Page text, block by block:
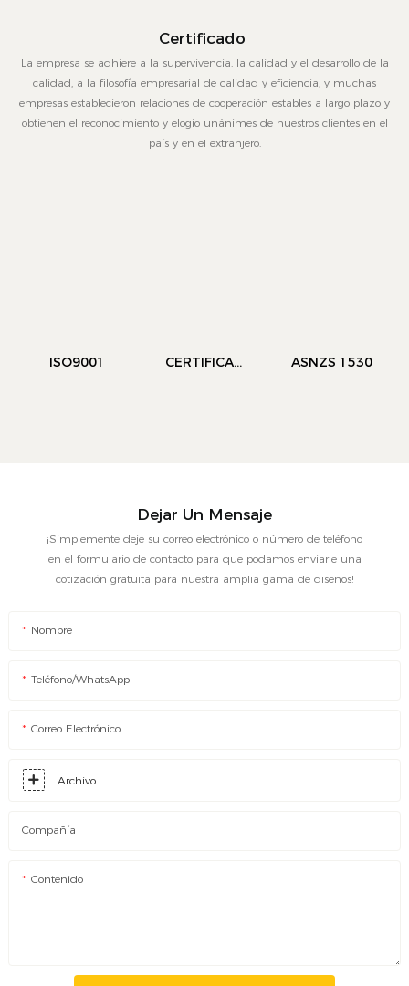
Certificado
La empresa se adhiere a la supervivencia, la calidad y el desarrollo de la
calidad, a la filosofía empresarial de calidad y eficiencia, y muchas
empresas establecieron relaciones de cooperación estables a largo plazo y
obtienen el reconocimiento y elogio unánimes de nuestros clientes en el
país y en el extranjero.
ISO9001
CERTIFICAD
ASNZS 1530
Dejar Un Mensaje
¡Simplemente deje su correo electrónico o número de teléfono
en el formulario de contacto para que podamos enviarle una
cotización gratuita para nuestra amplia gama de diseños!
Nombre
Teléfono/WhatsApp
Correo Electrónico
Archivo
Compañía
Contenido